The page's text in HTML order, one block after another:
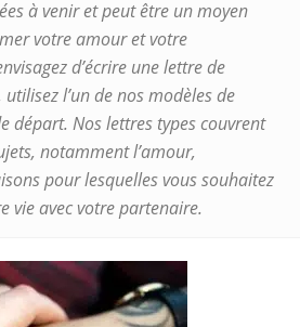
à venir et peut être un moyen
votre amour et votre
d’écrire une lettre de
l’un de nos modèles de
départ. Nos lettres types couvrent
notamment l’amour,
pour lesquelles vous souhaitez
vie avec votre partenaire.